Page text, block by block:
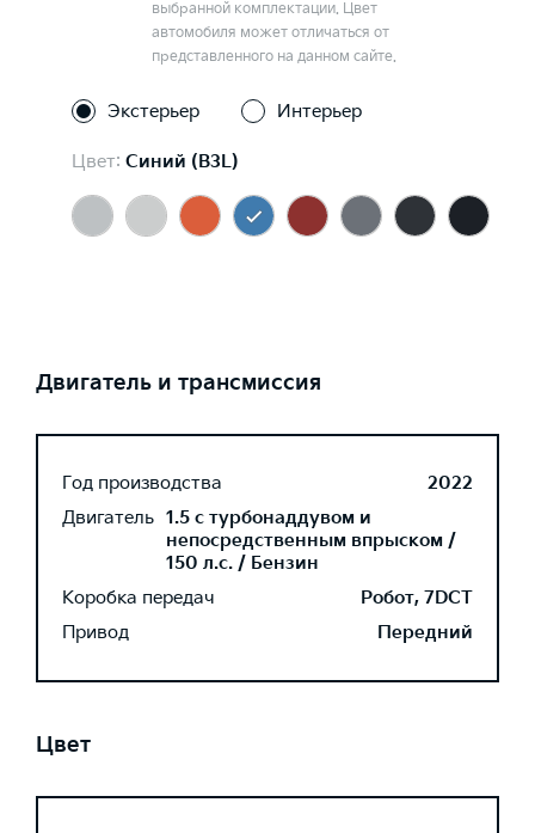
выбранной комплектации. Цвет
автомобиля может отличаться от
представленного на данном сайте.
Экстерьер Интерьер
Цвет: Синий (B3L)
Двигатель и трансмиссия
Год производства
2022
Двигатель 1.5 с турбонаддувом и
непосредственным впрыском /
150 л.с. / Бензин
Коробка передач
Робот, 7DCT
Привод
Передний
Цвет